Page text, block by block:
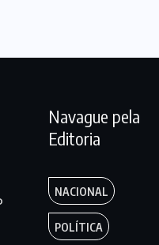
Navague pela
Editoria
NACIONAL
POLÍTICA